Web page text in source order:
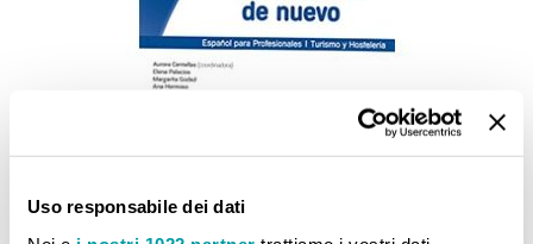
Uso responsabile dei dati
Bienvenidos de nuevo - Libro del alumno + audio (A1-A2)
31,90 €
AGGIUNGI AL CARRELLO